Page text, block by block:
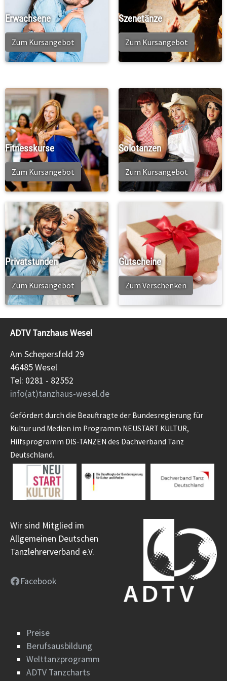
Erwachsene
Zum Kursangebot
Szenetänze
Zum Kursangebot
Fitnesskurse
Zum Kursangebot
Solotanzen
Zum Kursangebot
Privatstunden
Zum Kursangebot
Gutscheine
Zum Verschenken
ADTV Tanzhaus Wesel
Am Schepersfeld 29
46485 Wesel
Tel: 0281 - 82552
info(at)tanzhaus-wesel.de
Gefördert durch die Beauftragte der Bundesregierung für
Kultur und Medien im Programm NEUSTART KULTUR,
Hilfsprogramm DIS-TANZEN des Dachverband Tanz
Deutschland.
Wir sind Mitglied im
Allgemeinen Deutschen
Tanzlehrerverband e.V.
Facebook
Preise
Berufsausbildung
Welttanzprogramm
ADTV Tanzcharts